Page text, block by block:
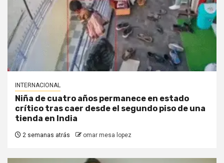
INTERNACIONAL
Niña de cuatro años permanece en estado
crítico tras caer desde el segundo piso de una
tienda en India
2 semanas atrás omar mesa lopez